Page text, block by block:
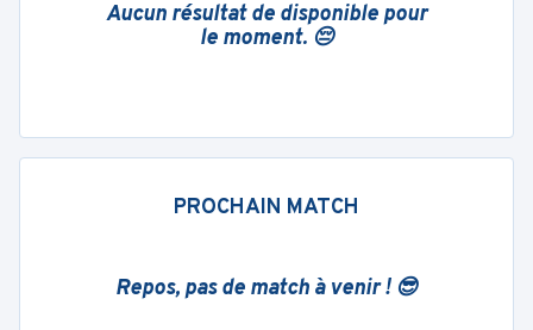
Aucun résultat de disponible pour
le moment. 😔
PROCHAIN MATCH
Repos, pas de match à venir ! 😎